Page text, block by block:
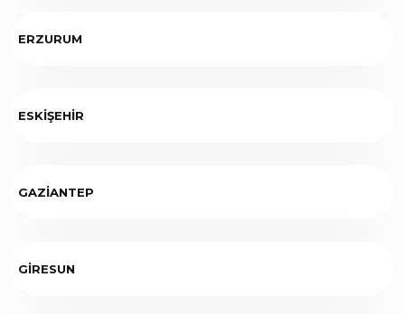
ERZURUM
ESKİŞEHİR
GAZİANTEP
GİRESUN